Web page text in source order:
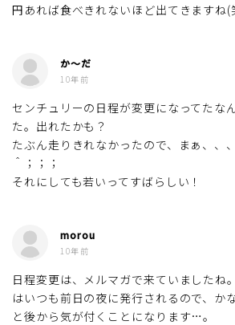
円あれば食べきれないほど出てきますね(
か～だ
10年前
センチュリーの日程が変更になってたな
た。出れたかも？
たぶん走りきれなかったので、まぁ、、
＾；；；
それにしても若いってすばらしい！
morou
10年前
日程変更は、メルマガで来ていましたね
はいつも前日の夜に発行されるので、か
と後から気が付くことになります…。